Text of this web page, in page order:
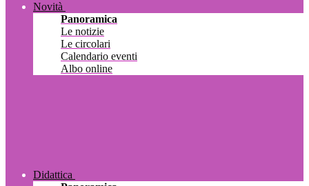
Novità
Panoramica
Le notizie
Le circolari
Calendario eventi
Albo online
Didattica